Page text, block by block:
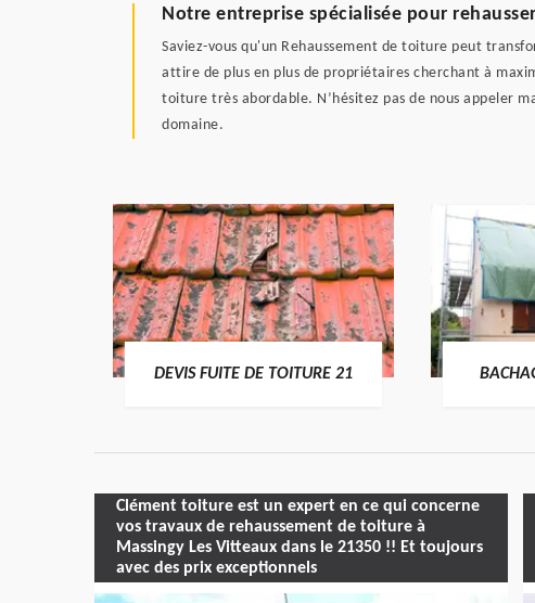
Notre entreprise spécialisée pour
Saviez-vous qu'un Rehaussement de toiture peut
attire de plus en plus de propriétaires cherchant à
toiture très abordable. N’hésitez pas de nous appeler
domaine.
DEVIS FUITE DE TOITURE 21
Clément toiture est un expert en ce qui concerne
vos travaux de rehaussement de toiture à
Massingy Les Vitteaux dans le 21350 !! Et toujours
avec des prix exceptionnels